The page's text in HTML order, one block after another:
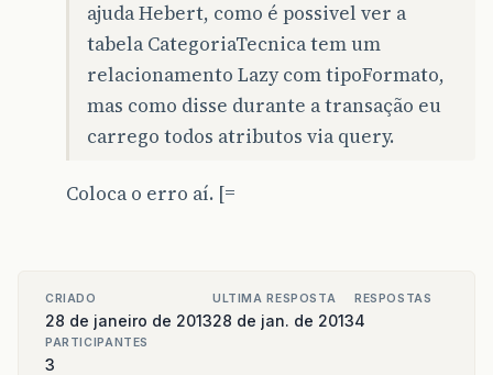
ajuda Hebert, como é possivel ver a
tabela CategoriaTecnica tem um
relacionamento Lazy com tipoFormato,
mas como disse durante a transação eu
carrego todos atributos via query.
Coloca o erro aí. [=
CRIADO
28 de janeiro de 2013
ULTIMA RESPOSTA
28 de jan. de 2013
RESPOSTAS
4
PARTICIPANTES
3